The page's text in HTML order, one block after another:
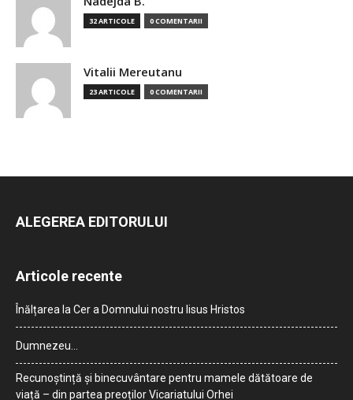
32 ARTICOLE 0 COMENTARII
Vitalii Mereutanu
23 ARTICOLE 0 COMENTARII
ALEGEREA EDITORULUI
Articole recente
Înălțarea la Cer a Domnului nostru Iisus Hristos
Dumnezeu…
Recunoștință și binecuvântare pentru mamele dătătoare de
viață – din partea preoților Vicariatului Orhei